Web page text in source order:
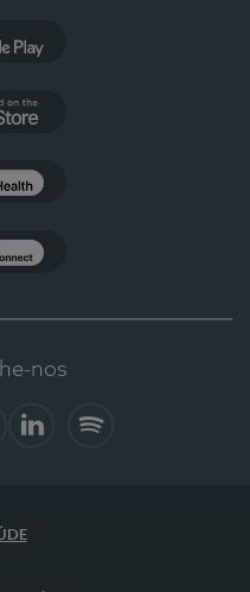
nos